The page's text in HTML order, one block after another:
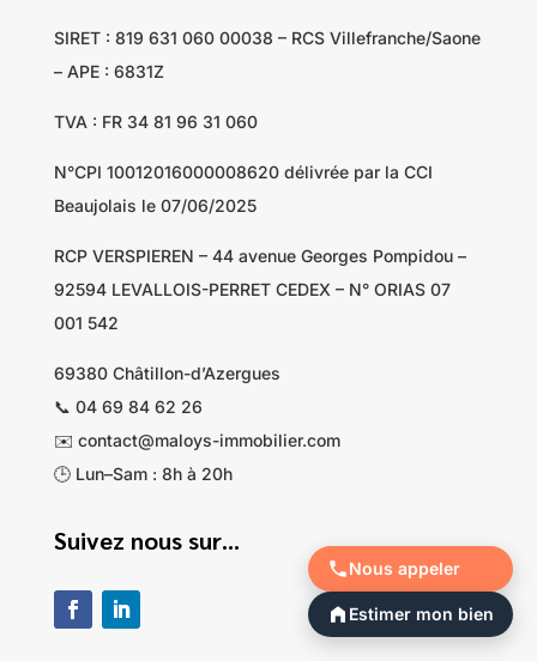
SIRET : 819 631 060 00038 – RCS Villefranche/Saone
– APE : 6831Z
TVA : FR 34 81 96 31 060
N°CPI 10012016000008620 délivrée par la CCI
Beaujolais le 07/06/2025
RCP VERSPIEREN – 44 avenue Georges Pompidou –
92594 LEVALLOIS-PERRET CEDEX – N° ORIAS 07
001 542
69380 Châtillon-d’Azergues
📞 04 69 84 62 26
✉️ contact@maloys-immobilier.com
🕒 Lun–Sam : 8h à 20h
Suivez nous sur…
Nous appeler
Estimer mon bien